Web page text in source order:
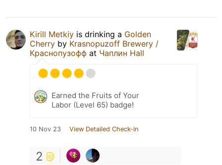
Kirill Metkiy is drinking a Golden
Cherry by Krasnopuzoff Brewery /
Краснопузофф at Чаплин Hall
Earned the Fruits of Your
Labor (Level 65) badge!
10 Nov 23 View Detailed Check-in
2